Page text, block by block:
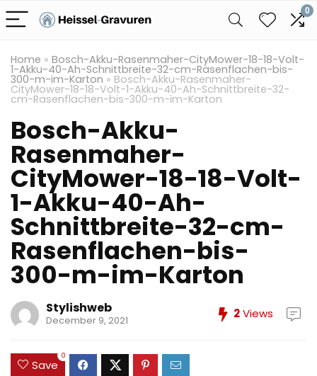
0
Home » Bosch-Akku-Rasenmaher-CityMower-18-18-Volt-
1-Akku-40-Ah-Schnittbreite-32-cm-Rasenflachen-bis-
300-m-im-Karton » Bosch-Akku-Rasenmaher-
CityMower-18-18-Volt-1-Akku-40-Ah-Schnittbreite-32-
cm-Rasenflachen-bis-300-m-im-Karton
Bosch-Akku-
Rasenmaher-
CityMower-18-18-Volt-
1-Akku-40-Ah-
Schnittbreite-32-cm-
Rasenflachen-bis-
300-m-im-Karton
Stylishweb
December 9, 2021 2Views
Save
0